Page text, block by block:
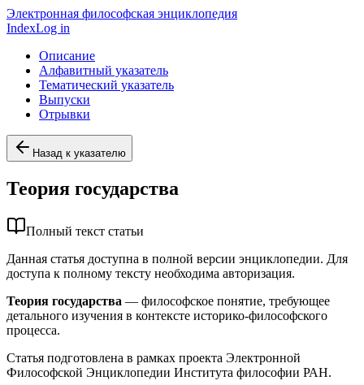
Электронная философская энциклопедия
IndexLog in
Описание
Алфавитный указатель
Тематический указатель
Выпуски
Отрывки
Назад к указателю
Теория государства
Полный текст статьи
Данная статья доступна в полной версии энциклопедии. Для
доступа к полному тексту необходима авторизация.
Теория государства — философское понятие, требующее
детального изучения в контексте историко-философского
процесса.
Статья подготовлена в рамках проекта Электронной
Философской Энциклопедии Института философии РАН.